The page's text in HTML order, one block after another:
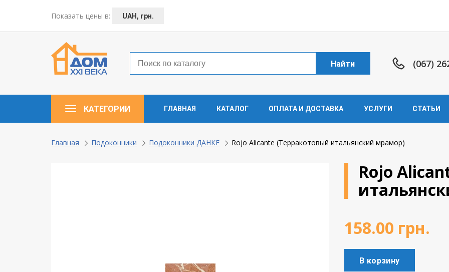
Показать цены в: UAH, грн.
Найти (067)
КАТЕГОРИИ ГЛАВНАЯ КАТАЛОГ ОПЛАТА И ДОСТАВКА УСЛУГИ СТАТЬИ
Главная Подоконники Подоконники ДАНКЕ Rojo Alicante (Терракотовый итальянский мрамор)
Rojo
158.00 грн.
В корзину
Деревянные окна
Алюминевые окна
Балконы ”под ключ”